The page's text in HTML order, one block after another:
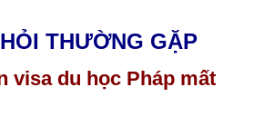
THƯỜNG GẶP
visa du học Pháp mất